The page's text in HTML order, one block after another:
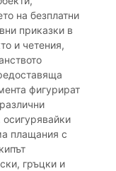
на безплатни
приказки в
и четения,
фигурират
плащания с
гръцки и